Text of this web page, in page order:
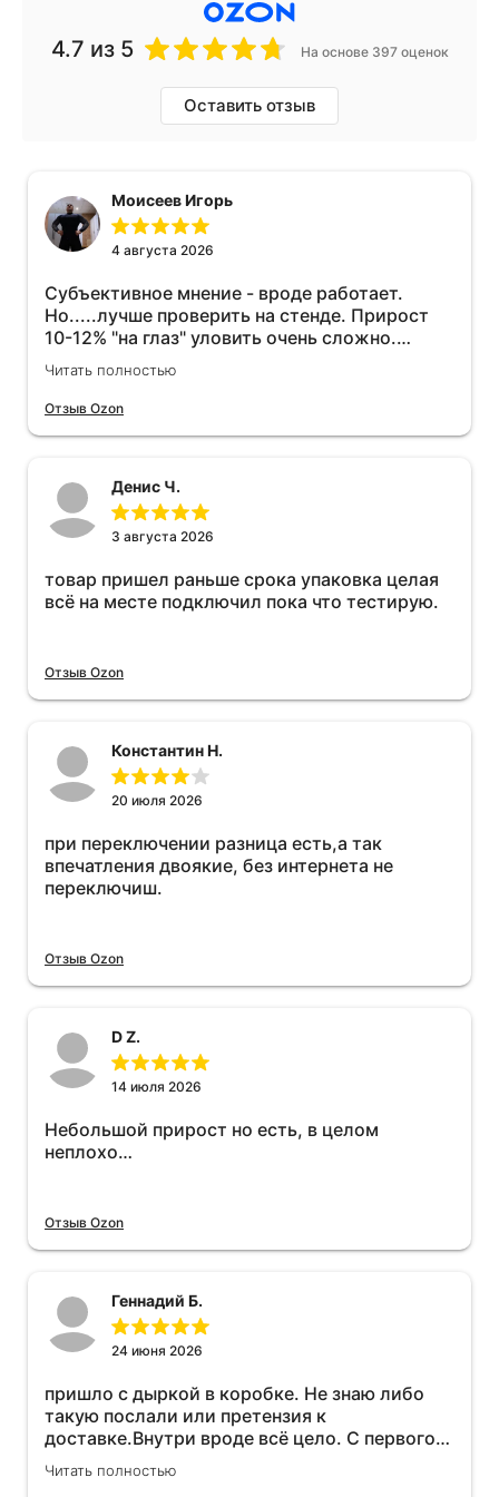
4.7 из 5 На основе 397 оценок
Оставить отзыв
Моисеев Игорь
4 августа 2026
Субъективное мнение - вроде работает.
Но.....лучше проверить на стенде. Прирост
10-12% "на глаз" уловить очень сложно.
Покатаюсь, потом отключу и посмотрю, что
будет 😁.
Читать полностью
Отзыв Ozon
Денис Ч.
3 августа 2026
товар пришел раньше срока упаковка целая
всё на месте подключил пока что тестирую.
Отзыв Ozon
Константин Н.
20 июля 2026
при переключении разница есть,а так
впечатления двоякие, без интернета не
переключиш.
Отзыв Ozon
D Z.
14 июля 2026
Небольшой прирост но есть, в целом
неплохо…
Отзыв Ozon
Геннадий Б.
24 июня 2026
пришло с дыркой в коробке. Не знаю либо
такую послали или претензия к
доставке.Внутри вроде всё цело. С первого
раза установить не получается не знаю
может интернет дурит. Четыре звёзды за
Читать полностью